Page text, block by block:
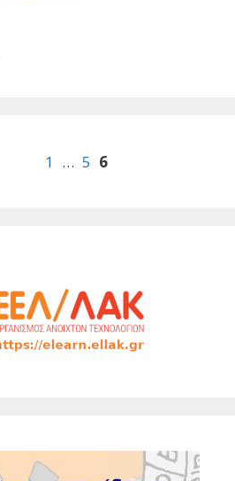
1 … 5 6